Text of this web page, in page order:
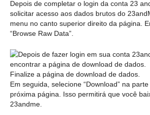
Depois de completar o login da conta 23
solicitar acesso aos dados brutos do
menu no canto superior direito da página.
“Browse Raw Data”.
Finalize a página de download de dados.
Em seguida, selecione “Download” na
próxima página. Isso permitirá que você
23andme.